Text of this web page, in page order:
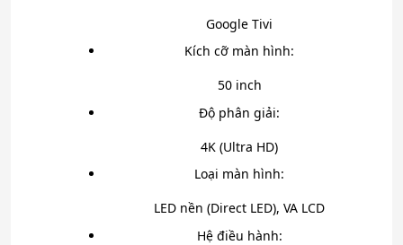
Google Tivi
Kích cỡ màn hình:
50 inch
Độ phân giải:
4K (Ultra HD)
Loại màn hình:
LED nền (Direct LED), VA LCD
Hệ điều hành: